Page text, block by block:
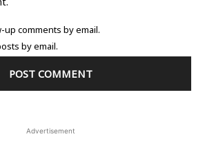
comments by email.
by email.
Advertisement